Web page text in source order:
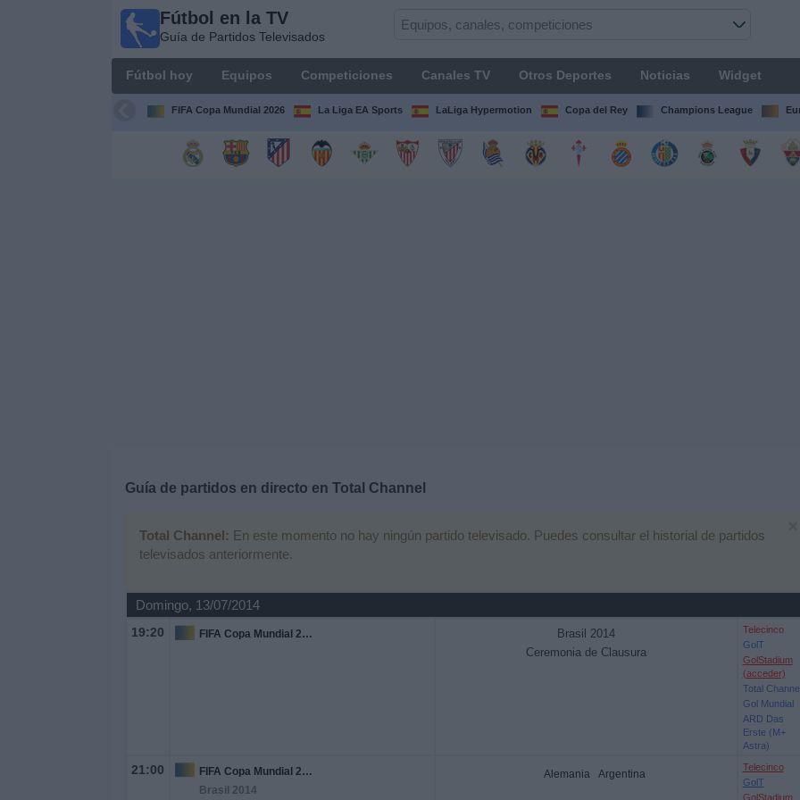
Fútbol en la TV
Guía de Partidos Televisados
Fútbol hoy Equipos Competiciones Canales TV Otros Deportes Noticias Widget
FIFA Copa Mundial 2026 La Liga EA Sports LaLiga Hypermotion Copa del Rey Champions League
Guía de partidos en directo en Total Channel
Total Channel: En este momento no hay ningún partido televisado. Puedes consultar el historial de partidos
televisados anteriormente.
Domingo, 13/07/2014
19:20 FIFA Copa Mundial 2026
Brasil 2014
Ceremonia de Clausura
Telecinco
GolT
GolStadium
(acceder)
Total
Gol Mundial
ARD Das
Erste (M+
Astra)
21:00
FIFA Copa Mundial 2026
Brasil 2014
Alemania Argentina
Telecinco
GolT
GolStadium